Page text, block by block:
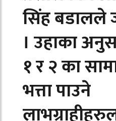
सिंह बडालले
। उहाका
१ र २ का
भत्ता पाउने